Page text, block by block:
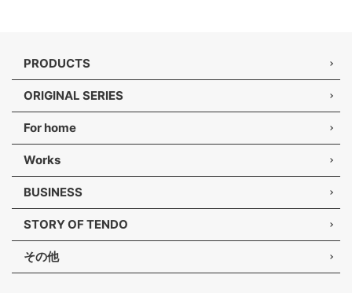
PRODUCTS
ORIGINAL SERIES
For home
Works
BUSINESS
STORY OF TENDO
その他